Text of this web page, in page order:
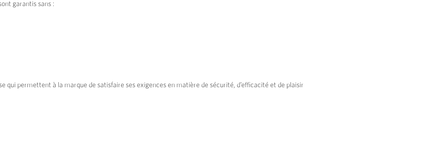
garantis sans :
qui permettent à la marque de satisfaire ses exigences en matière de sécurité, d’efficacité et de plaisir